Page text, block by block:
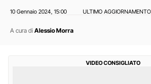
10 Gennaio 2024 15:00 ULTIMO AGGIORNAMENTO
A cura di Alessio Morra
VIDEO CONSIGLIATO